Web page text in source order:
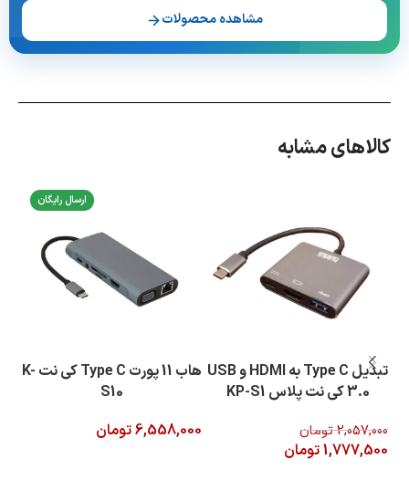
مشاهده محصولات
کالاهای مشابه
تبدیل Type C به HDMI و USB
3.0 کی نت پلاس KP-S1
2,057,000تومان
1,777,500تومان
ارسال رایگان
هاب 11 پورت Type C کی نت K-
S10
6,558,000تومان